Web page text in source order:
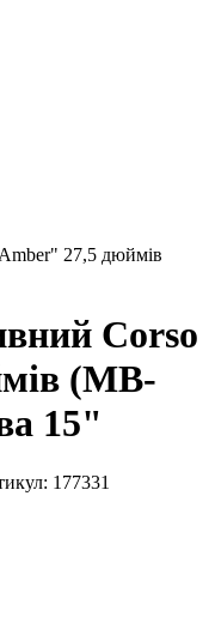
27,5 дюймів
Corso
(MB-
15"
177331